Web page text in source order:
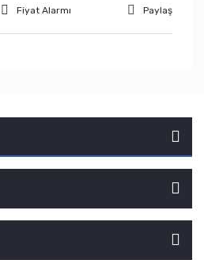
Fiyat Alarmı Paylaş